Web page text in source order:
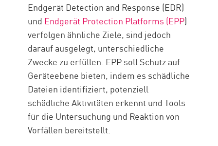
Endgerät Detection and Response (EDR)
und Endgerät Protection Platforms (EPP)
verfolgen ähnliche Ziele, sind jedoch
darauf ausgelegt, unterschiedliche
Zwecke zu erfüllen. EPP soll Schutz auf
Geräteebene bieten, indem es schädliche
Dateien identifiziert, potenziell
schädliche Aktivitäten erkennt und Tools
für die Untersuchung und Reaktion von
Vorfällen bereitstellt.